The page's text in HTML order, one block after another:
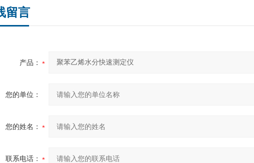
留言
产品：
您的单位：
您的姓名：
联系电话：